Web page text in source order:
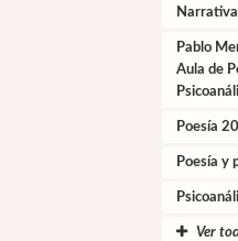
Pablo
Aula de
Poesía
Poesía y
Ver